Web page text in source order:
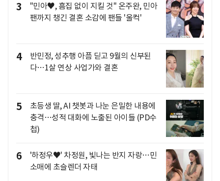
3
"민아♥, 흠집 없이 지킬 것" 온주완, 민아
팬까지 챙긴 결혼 소감에 팬들 '울컥'
4
반민정, 성추행 아픔 딛고 9월의 신부된
다…1살 연상 사업가와 결혼
5
초등생 딸, AI 챗봇과 나눈 은밀한 내용에
충격…성적 대화에 노출된 아이들 (PD수
첩)
6
'하정우♥' 차정원, 빛나는 반지 자랑…민
소매에 초슬렌더 자태